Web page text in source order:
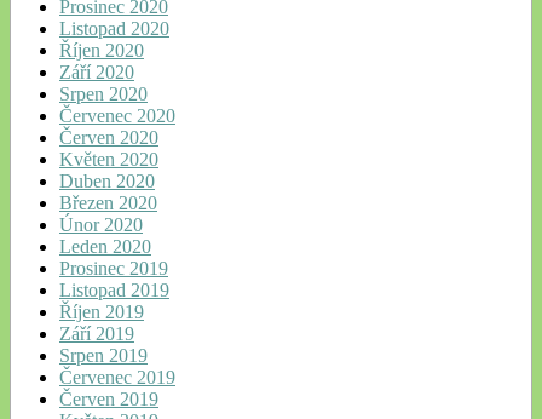
Prosinec 2020
Listopad 2020
Říjen 2020
Září 2020
Srpen 2020
Červenec 2020
Červen 2020
Květen 2020
Duben 2020
Březen 2020
Únor 2020
Leden 2020
Prosinec 2019
Listopad 2019
Říjen 2019
Září 2019
Srpen 2019
Červenec 2019
Červen 2019